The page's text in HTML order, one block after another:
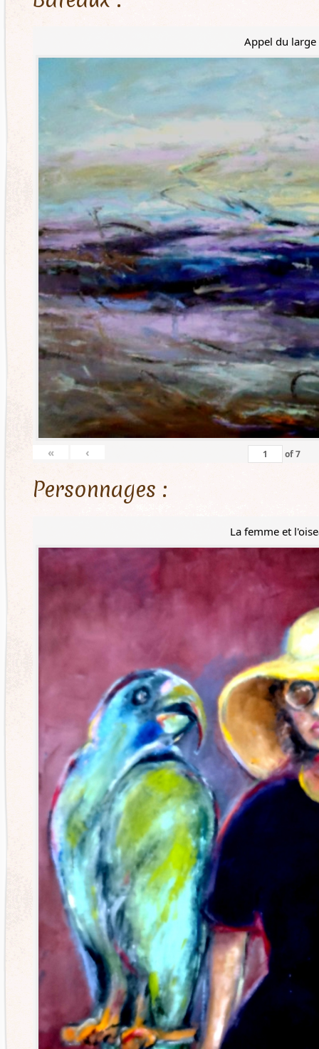
Appel du large
« ‹ of7
Personnages :
La femme et